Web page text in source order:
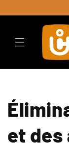
content
et des